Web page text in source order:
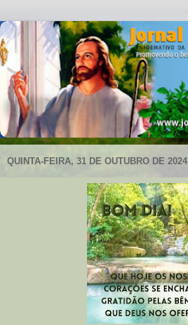
QUINTA-FEIRA, 31 DE OUTUBRO DE 2024